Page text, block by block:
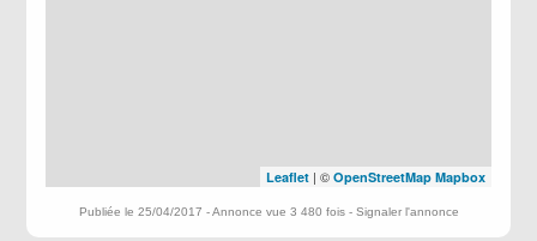
Leaflet| © OpenStreetMap Mapbox
Publiée le 25/04/2017 - Annonce vue 3 480 fois - Signaler l'annonce